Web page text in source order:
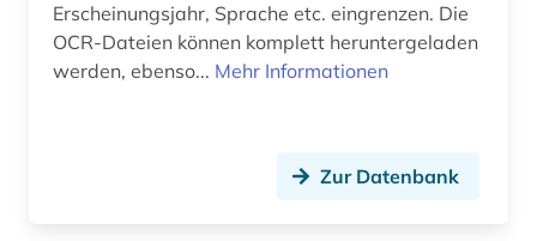
Erscheinungsjahr, Sprache etc. eingrenzen. Die
OCR-Dateien können komplett heruntergeladen
werden, ebenso... Mehr Informationen
Zur Datenbank